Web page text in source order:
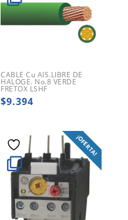
CABLE Cu AIS.LIBRE DE
HALOGE. No.8 VERDE
FRETOX LSHF
$9.394
¡OFERTA!